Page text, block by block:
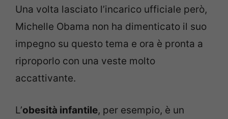
Una volta lasciato l’incarico ufficiale però,
Michelle Obama non ha dimenticato il suo
impegno su questo tema e ora è pronta a
riproporlo con una veste molto
accattivante.
L’obesità infantile, per esempio, è un